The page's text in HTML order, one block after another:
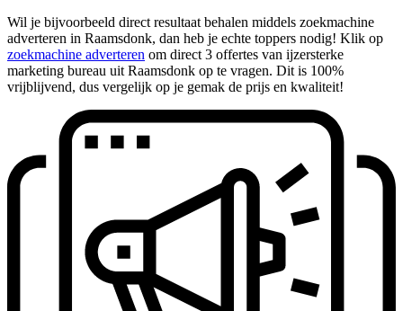
Wil je bijvoorbeeld direct resultaat behalen middels zoekmachine
adverteren in Raamsdonk, dan heb je echte toppers nodig! Klik op
zoekmachine adverteren om direct 3 offertes van ijzersterke
marketing bureau uit Raamsdonk op te vragen. Dit is 100%
vrijblijvend, dus vergelijk op je gemak de prijs en kwaliteit!